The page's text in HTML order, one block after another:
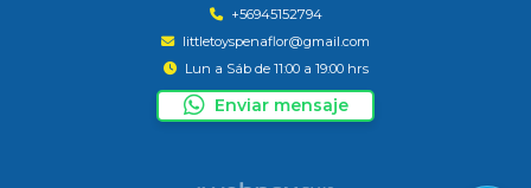
+56945152794
littletoyspenaflor@gmail.com
Lun a Sáb de 11:00 a 19:00 hrs
Enviar mensaje